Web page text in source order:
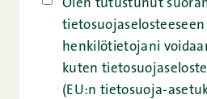
Olen tutustunut
tietosuojaselosteeseen
henkilötietojani
kuten
(EU:n tietosuoja-